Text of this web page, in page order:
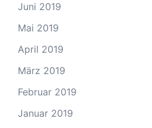
Juni 2019
Mai 2019
April 2019
März 2019
Februar 2019
Januar 2019